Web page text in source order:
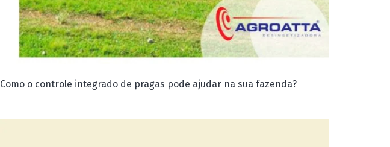
Como o controle integrado de pragas pode ajudar na sua fazenda?